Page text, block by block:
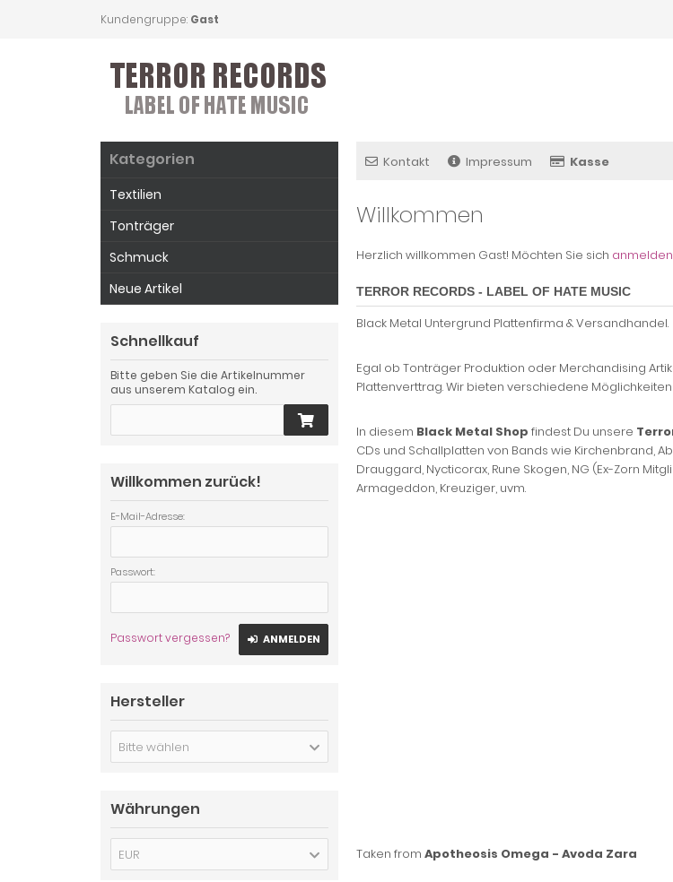
Kundengruppe: Gast
Kontakt Impressum Kasse
Willkommen
Herzlich willkommen Gast! Möchten Sie sich anmelden
TERROR RECORDS - LABEL OF HATE MUSIC
Black Metal Untergrund Plattenfirma & Versandhandel.
Egal ob Tonträger Produktion oder Merchandising
Plattenverttrag. Wir bieten verschiedene
In diesem Black Metal Shop findest Du unsere
CDs und Schallplatten von Bands wie Kirchenbrand,
Drauggard, Nycticorax, Rune Skogen, NG (Ex-Zorn
Armageddon, Kreuziger, uvm.
Taken from Apotheosis Omega - Avoda Zara
Kategorien
Textilien
Tonträger
Schmuck
Neue Artikel
Schnellkauf
Bitte geben Sie die Artikelnummer
aus unserem Katalog ein.
Willkommen zurück!
E-Mail-Adresse:
Passwort:
Passwort vergessen? ANMELDEN
Hersteller
Bitte wählen
Währungen
EUR